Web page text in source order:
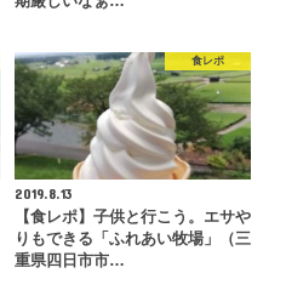
食レポ
2019.8.13
【食レポ】子供と行こう。エサや
りもできる「ふれあい牧場」（三
重県四日市市…